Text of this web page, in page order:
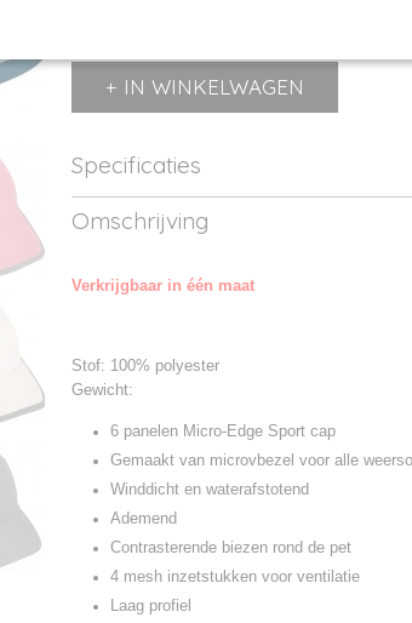
IN WINKELWAGEN
Specificaties
Productcode
Productcode leverancier
Omschrijving
Verkrijgbaar in één maat
Stof: 100% polyester
Gewicht:
6 panelen Micro-Edge Sport cap
Gemaakt van microvbezel voor alle
Winddicht en waterafstotend
Ademend
Contrasterende biezen rond de pet
4 mesh inzetstukken voor ventilatie
Laag profiel